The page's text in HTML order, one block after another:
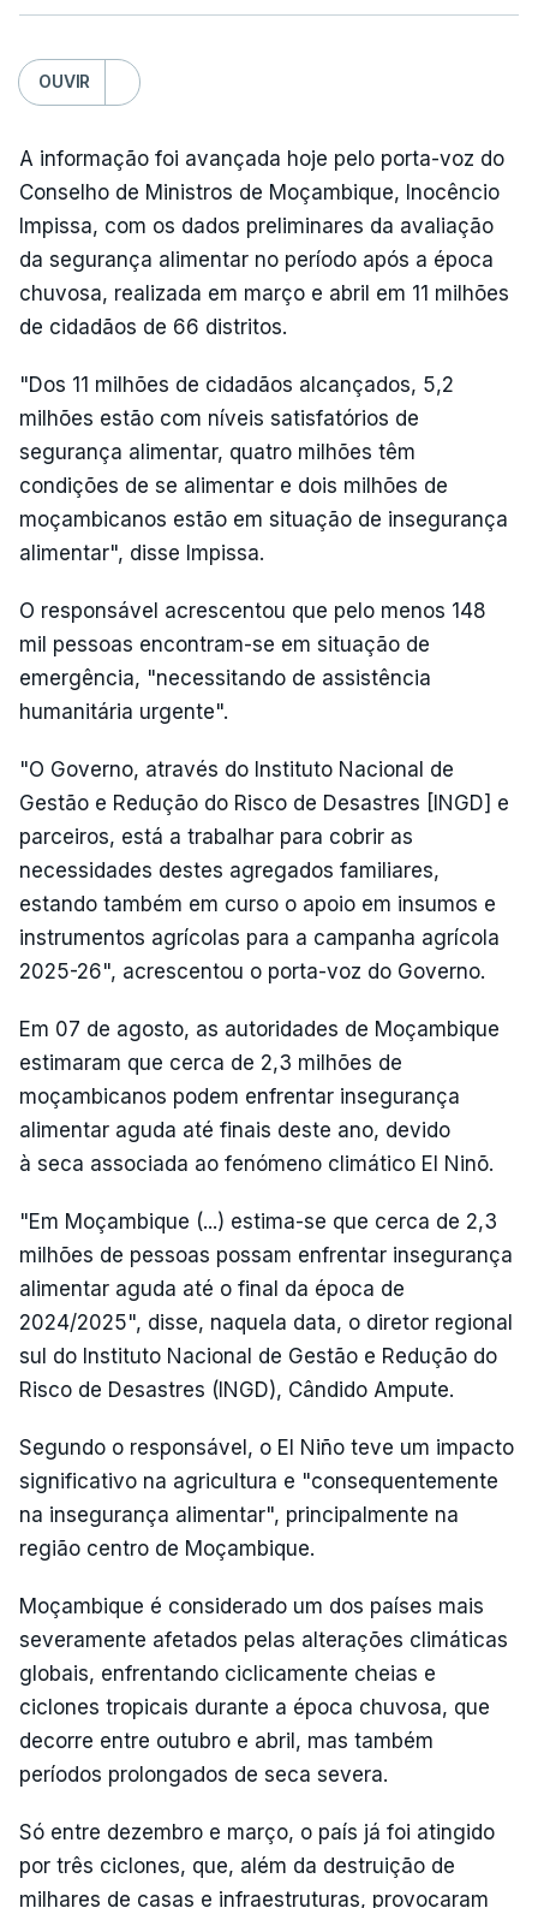
OUVIR
A informação foi avançada hoje pelo porta-voz do
Conselho de Ministros de Moçambique, Inocêncio
Impissa, com os dados preliminares da avaliação
da segurança alimentar no período após a época
chuvosa, realizada em março e abril em 11 milhões
de cidadãos de 66 distritos.
"Dos 11 milhões de cidadãos alcançados, 5,2
milhões estão com níveis satisfatórios de
segurança alimentar, quatro milhões têm
condições de se alimentar e dois milhões de
moçambicanos estão em situação de insegurança
alimentar", disse Impissa.
O responsável acrescentou que pelo menos 148
mil pessoas encontram-se em situação de
emergência, "necessitando de assistência
humanitária urgente".
"O Governo, através do Instituto Nacional de
Gestão e Redução do Risco de Desastres [INGD] e
parceiros, está a trabalhar para cobrir as
necessidades destes agregados familiares,
estando também em curso o apoio em insumos e
instrumentos agrícolas para a campanha agrícola
2025-26", acrescentou o porta-voz do Governo.
Em 07 de agosto, as autoridades de Moçambique
estimaram que cerca de 2,3 milhões de
moçambicanos podem enfrentar insegurança
alimentar aguda até finais deste ano, devido
à seca associada ao fenómeno climático El Ninõ.
"Em Moçambique (...) estima-se que cerca de 2,3
milhões de pessoas possam enfrentar insegurança
alimentar aguda até o final da época de
2024/2025", disse, naquela data, o diretor regional
sul do Instituto Nacional de Gestão e Redução do
Risco de Desastres (INGD), Cândido Ampute.
Segundo o responsável, o El Niño teve um impacto
significativo na agricultura e "consequentemente
na insegurança alimentar", principalmente na
região centro de Moçambique.
Moçambique é considerado um dos países mais
severamente afetados pelas alterações climáticas
globais, enfrentando ciclicamente cheias e
ciclones tropicais durante a época chuvosa, que
decorre entre outubro e abril, mas também
períodos prolongados de seca severa.
Só entre dezembro e março, o país já foi atingido
por três ciclones, que, além da destruição de
milhares de casas e infraestruturas, provocaram